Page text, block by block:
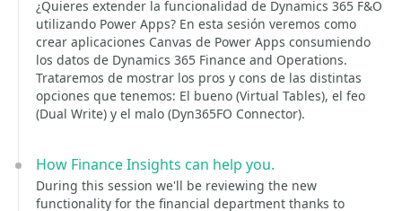
¿Quieres extender la funcionalidad de Dynamics 365 F&O
utilizando Power Apps? En esta sesión veremos como
crear aplicaciones Canvas de Power Apps consumiendo
los datos de Dynamics 365 Finance and Operations.
Trataremos de mostrar los pros y cons de las distintas
opciones que tenemos: El bueno (Virtual Tables), el feo
(Dual Write) y el malo (Dyn365FO Connector).
How Finance Insights can help you.
During this session we'll be reviewing the new
functionality for the financial department thanks to